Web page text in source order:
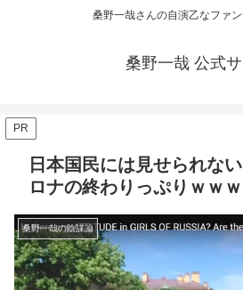
桑野一哉さんの自演乙なファン
桑野一哉 公式サ
PR
日本国民には見せられな
ロナの終わりっぷりｗｗｗ
桑野一哉の陰謀論